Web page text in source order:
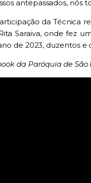
antepassados, nós
da Técnica
Saraiva, onde fez
de 2023, duzentos e
da Paróquia de